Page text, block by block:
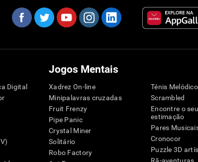
Digital
Jogos Mentais
Xadrez On-line
Minipalavras cruzadas
Fruit Frenzy
Pipe Panic
Crystal Miner
Solitário
Robo Factory
Ténis Melódico
Scrambled
Encontre o
estimação
Pares
Cronocor
Puzzle 3D